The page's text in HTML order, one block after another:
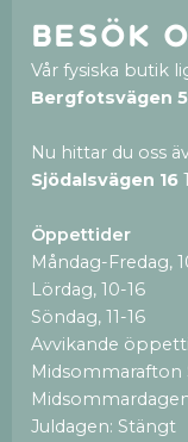
Besök
Vår fysiska butik
Bergfotsvägen 5
Nu hittar du oss
Sjödalsvägen 16
Öppettider
Måndag-Fredag,
Lördag, 10-16
Söndag, 11-16
Avvikande
Midsommarafton
Juldagen: Stängt